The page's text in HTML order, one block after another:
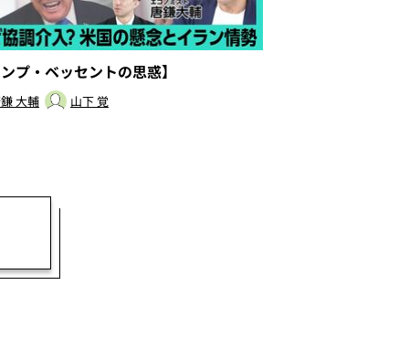
プ・ベッセントの思惑】
大輔 山下 覚